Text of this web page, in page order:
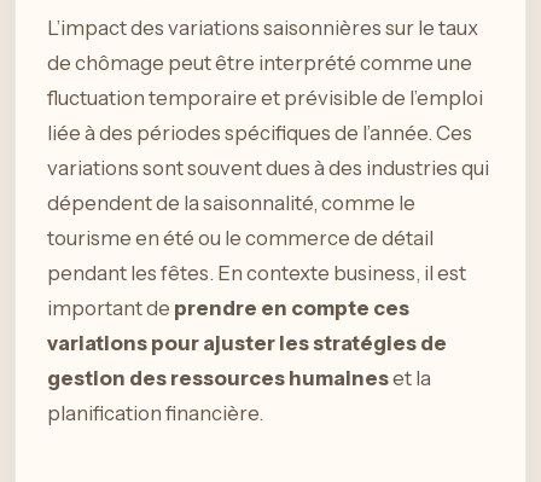
L’impact des variations saisonnières sur le taux
de chômage peut être interprété comme une
fluctuation temporaire et prévisible de l’emploi
liée à des périodes spécifiques de l’année. Ces
variations sont souvent dues à des industries qui
dépendent de la saisonnalité, comme le
tourisme en été ou le commerce de détail
pendant les fêtes. En contexte business, il est
important de prendre en compte ces
variations pour ajuster les stratégies de
gestion des ressources humaineset la
planification financière.